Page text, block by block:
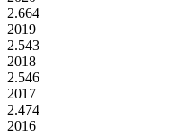
2.664
2019
2.543
2018
2.546
2017
2.474
2016